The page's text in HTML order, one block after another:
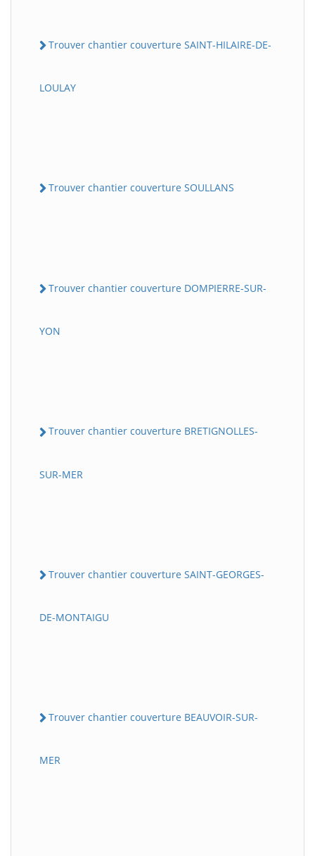
Trouver chantier couverture SAINT-HILAIRE-DE-
LOULAY
Trouver chantier couverture SOULLANS
Trouver chantier couverture DOMPIERRE-SUR-
YON
Trouver chantier couverture BRETIGNOLLES-
SUR-MER
Trouver chantier couverture SAINT-GEORGES-
DE-MONTAIGU
Trouver chantier couverture BEAUVOIR-SUR-
MER